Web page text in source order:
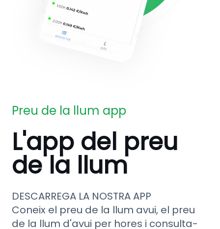
Preu de la llum app
L'app del preu
de la llum
DESCARREGA LA NOSTRA APP
Coneix el preu de la llum avui, el preu
de la llum d'avui per hores i consulta-